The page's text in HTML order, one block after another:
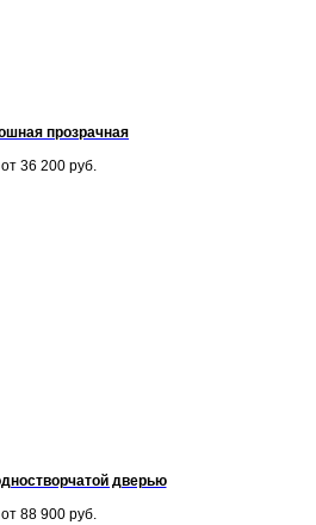
прозрачная
от 36 200 руб.
дверью
от 88 900 руб.